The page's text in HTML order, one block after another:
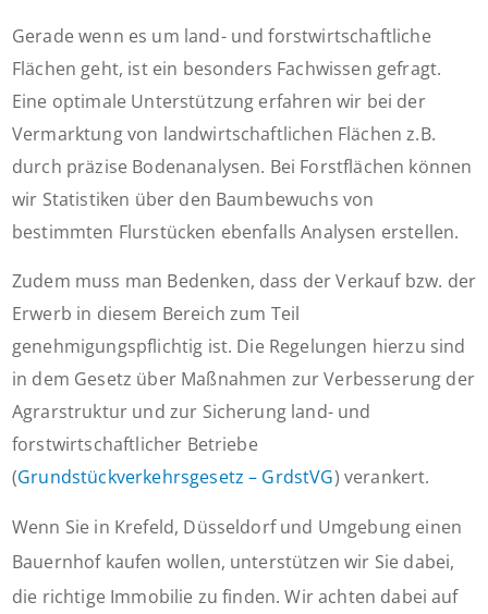
Gerade wenn es um land- und forstwirtschaftliche
Flächen geht, ist ein besonders Fachwissen gefragt.
Eine optimale Unterstützung erfahren wir bei der
Vermarktung von landwirtschaftlichen Flächen z.B.
durch präzise Bodenanalysen. Bei Forstflächen können
wir Statistiken über den Baumbewuchs von
bestimmten Flurstücken ebenfalls Analysen erstellen.
Zudem muss man Bedenken, dass der Verkauf bzw. der
Erwerb in diesem Bereich zum Teil
genehmigungspflichtig ist. Die Regelungen hierzu sind
in dem Gesetz über Maßnahmen zur Verbesserung der
Agrarstruktur und zur Sicherung land- und
forstwirtschaftlicher Betriebe
(Grundstückverkehrsgesetz – GrdstVG) verankert.
Wenn Sie in Krefeld, Düsseldorf und Umgebung einen
Bauernhof kaufen wollen, unterstützen wir Sie dabei,
die richtige Immobilie zu finden. Wir achten dabei auf